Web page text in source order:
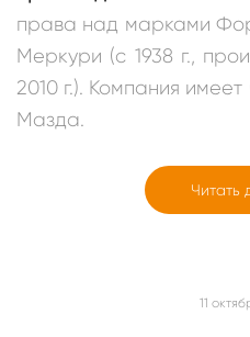
права над марками
Меркури (с 1938 г.,
2010 г.). Компания имеет
Мазда.
Читать
11